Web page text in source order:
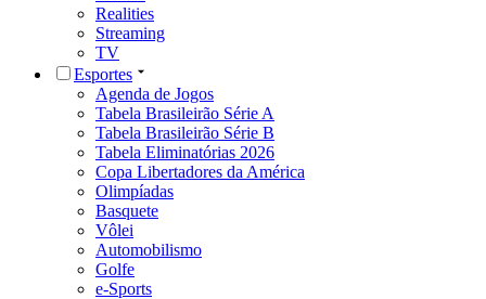
Realities
Streaming
TV
Esportes
Agenda de Jogos
Tabela Brasileirão Série A
Tabela Brasileirão Série B
Tabela Eliminatórias 2026
Copa Libertadores da América
Olimpíadas
Basquete
Vôlei
Automobilismo
Golfe
e-Sports